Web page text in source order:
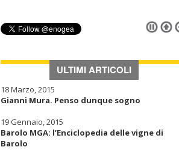
ULTIMI ARTICOLI
18 Marzo, 2015
Gianni Mura. Penso dunque sogno
19 Gennaio, 2015
Barolo MGA: l’Enciclopedia delle vigne di
Barolo